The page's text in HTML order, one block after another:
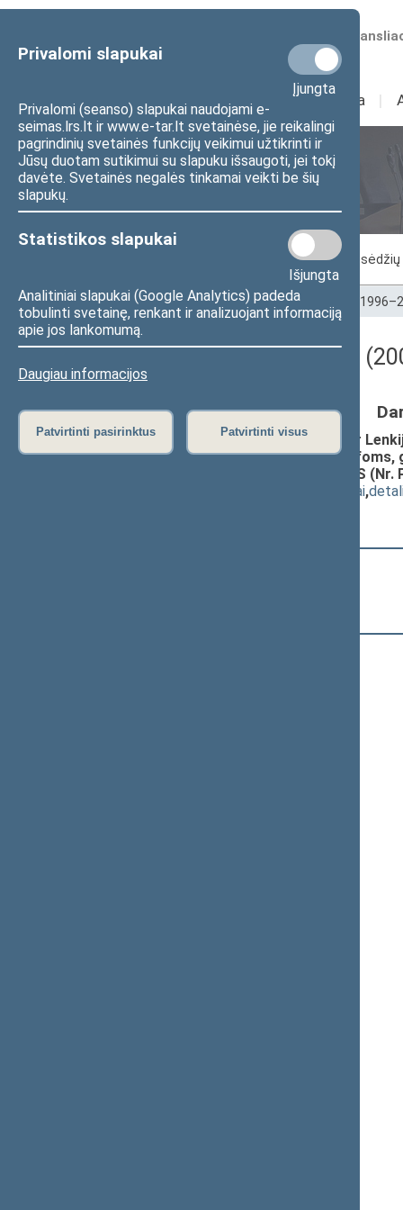
Privalomi slapukai
Įjungta
Privalomi (seanso) slapukai naudojami e-
seimas.lrs.lt ir www.e-tar.lt svetainėse, jie reikalingi
pagrindinių svetainės funkcijų veikimui užtikrinti ir
Jūsų duotam sutikimui su slapuku išsaugoti, jei tokį
davėte. Svetainės negalės tinkamai veikti be šių
slapukų.
Statistikos slapukai
Išjungta
Analitiniai slapukai (Google Analytics) padeda
tobulinti svetainę, renkant ir analizuojant informaciją
apie jos lankomumą.
Daugiau informacijos
Patvirtinti pasirinktus Patvirtinti visus
Numatomos
Sudėtis Veikla I
Seimo posėdžiai
Posėdžiai
Pradžia>Seimo posėdžiai>Kadencijos
Darbotvarkės klausimas
Lietuvos Respublikos Vyriausybės ir
abipusės pagalbos įvykus katastrofoms,
ratifikavimo ĮSTATYMO PROJEKTAS (Nr.
susiję dokumentai,